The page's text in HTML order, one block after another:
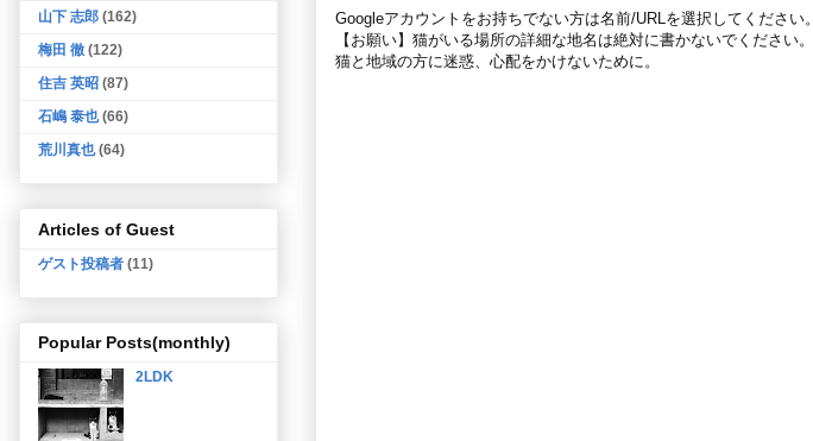
Googleアカウントをお持ちでない方は名前/URLを選択してください。
【お願い】猫がいる場所の詳細な地名は絶対に書かないでください。
猫と地域の方に迷惑、心配をかけないために。
山下 志郎 (162)
梅田 徹 (122)
住吉 英昭 (87)
石嶋 泰也 (66)
荒川真也 (64)
Articles of Guest
ゲスト投稿者 (11)
Popular Posts(monthly)
2LDK